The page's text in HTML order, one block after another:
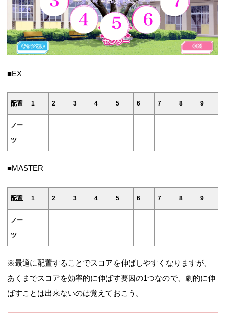
■EX
配置 1 2 3 4 5 6 7 8 9
ノー
ツ
■MASTER
配置 1 2 3 4 5 6 7 8 9
ノー
ツ
※最適に配置することでスコアを伸ばしやすくなりますが、
あくまでスコアを効率的に伸ばす要因の1つなので、劇的に伸
ばすことは出来ないのは覚えておこう。